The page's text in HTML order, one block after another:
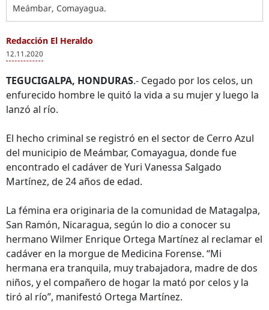
Meámbar, Comayagua.
Redacción El Heraldo
12.11.2020
TEGUCIGALPA, HONDURAS.- Cegado por los celos, un
enfurecido hombre le quitó la vida a su mujer y luego la
lanzó al río.
El hecho criminal se registró en el sector de Cerro Azul
del municipio de Meámbar, Comayagua, donde fue
encontrado el cadáver de Yuri Vanessa Salgado
Martínez, de 24 años de edad.
La fémina era originaria de la comunidad de Matagalpa,
San Ramón, Nicaragua, según lo dio a conocer su
hermano Wilmer Enrique Ortega Martínez al reclamar el
cadáver en la morgue de Medicina Forense. “Mi
hermana era tranquila, muy trabajadora, madre de dos
niños, y el compañero de hogar la mató por celos y la
tiró al río”, manifestó Ortega Martínez.